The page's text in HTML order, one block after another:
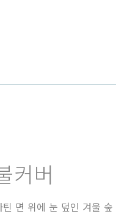
커버
면 위에 눈 덮인 겨울 숲